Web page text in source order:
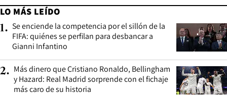
LO MÁS LEÍDO
1. Se enciende la competencia por el sillón de la
FIFA: quiénes se perfilan para desbancar a
Gianni Infantino
2. Más dinero que Cristiano Ronaldo, Bellingham
y Hazard: Real Madrid sorprende con el fichaje
más caro de su historia